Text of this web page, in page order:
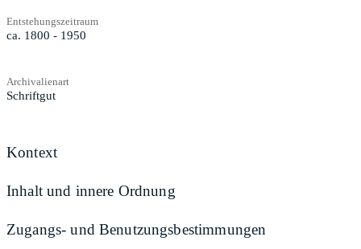
Entstehungszeitraum
ca. 1800 - 1950
Archivalienart
Schriftgut
Kontext
Inhalt und innere Ordnung
Zugangs- und Benutzungsbestimmungen